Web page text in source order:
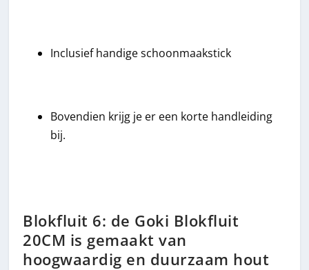
Inclusief handige schoonmaakstick
Bovendien krijg je er een korte handleiding
bij.
Blokfluit 6: de Goki Blokfluit
20CM is gemaakt van
hoogwaardig en duurzaam hout